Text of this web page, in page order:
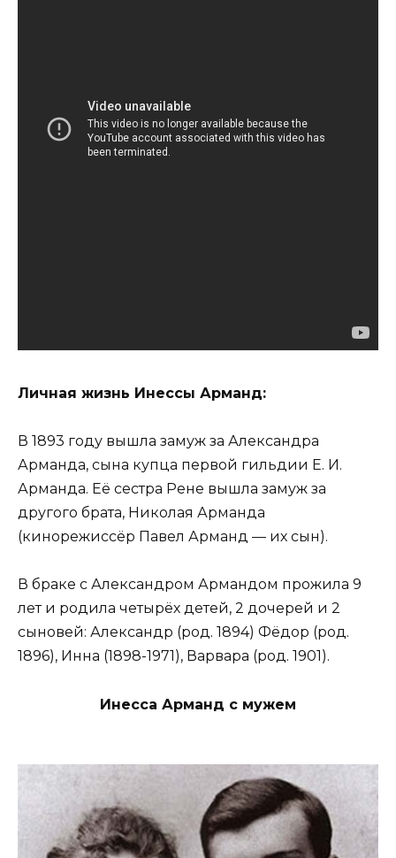
Личная жизнь Инессы Арманд:
В 1893 году вышла замуж за Александра
Арманда, сына купца первой гильдии Е. И.
Арманда. Её сестра Рене вышла замуж за
другого брата, Николая Арманда
(кинорежиссёр Павел Арманд — их сын).
В браке с Александром Армандом прожила 9
лет и родила четырёх детей, 2 дочерей и 2
сыновей: Александр (род. 1894) Фёдор (род.
1896), Инна (1898-1971), Варвара (род. 1901).
Инесса Арманд с мужем